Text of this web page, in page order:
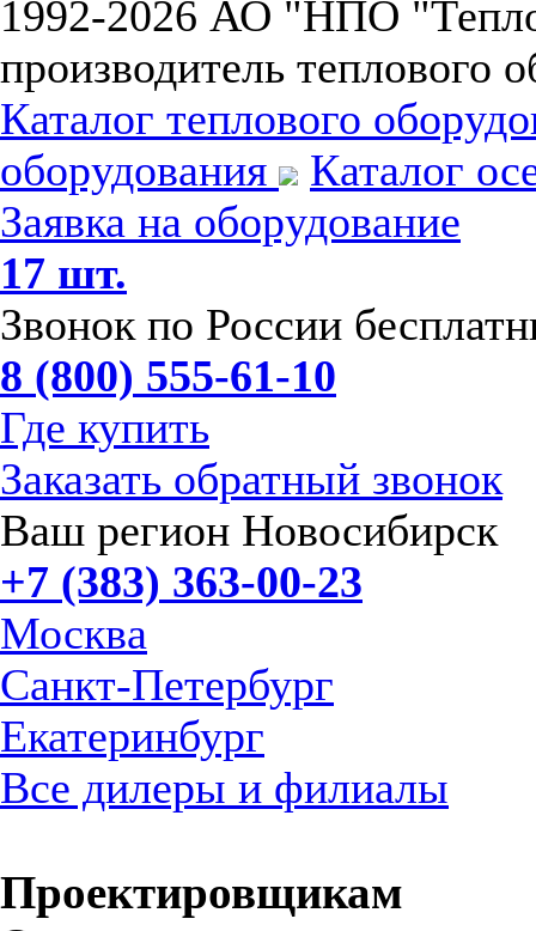
1992-2026 АО "НПО
производитель теплового
Каталог теплового
оборудования
Каталог
Заявка на оборудование
17 шт.
Звонок по России
8 (800) 555-61-10
Где купить
Заказать обратный звонок
Ваш регион Новосибирск
+7 (383) 363-00-23
Москва
Санкт-Петербург
Екатеринбург
Все дилеры и филиалы
Проектировщикам